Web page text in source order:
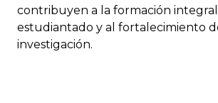
contribuyen a la formación integral
estudiantado y al fortalecimiento
investigación.